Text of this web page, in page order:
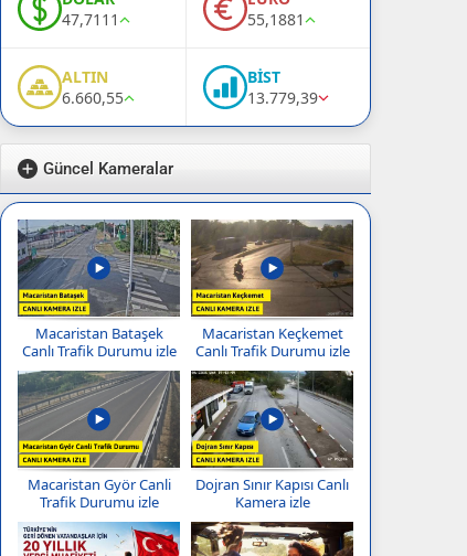
47,7111
55,1881
ALTIN
6.660,55
BİST
13.779,39
Güncel Kameralar
Macaristan Bataşek
Canlı Trafik Durumu izle
Macaristan Keçkemet
Canlı Trafik Durumu izle
Macaristan Györ Canli
Trafik Durumu izle
Dojran Sınır Kapısı Canlı
Kamera izle